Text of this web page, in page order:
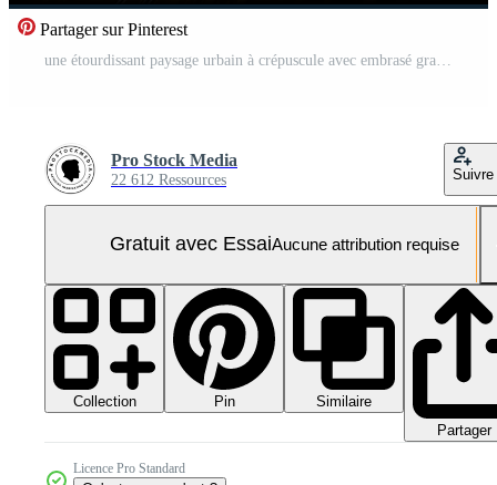
Partager sur Pinterest
Pro Stock Media
22 612 Ressources Suivre
Gratuit avec EssaiAucune attribution requise
Collection Pin
Similaire
Partager
Licence Pro Standard